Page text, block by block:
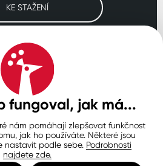
KE STAŽENÍ
naše pobočky
POLSKO
Zásady používání souborů cookie
cookies
2026 COLORLAK
fungoval, jak má...
nám pomáhají zlepšovat funkčnost
jak ho používáte. Některé jsou
nastavit podle sebe. Podrobnosti
najdete zde.